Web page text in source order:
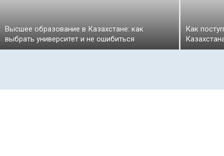
Высшее образование в Казахстане: как
выбрать университет и не ошибиться
Как